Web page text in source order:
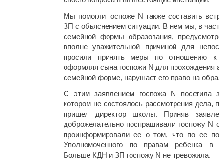
Мы помогли госпоже N также составить
ЗП с объяснением ситуации. В нем мы, в
семейной формы образования,
вполне уважительной причиной для
просили принять меры по отношению к
оформляя сына госпожи N для прохождения
семейной форме, нарушает его право на
С этим заявлением госпожа N
котором не состоялось рассмотрения дела,
пришел директор школы. Приняв
доброжелательно поспрашивали госпожу N
проинформировали ее о том, что по ее
Уполномоченного по правам ребенка в
Больше КДН и ЗП госпожу N не тревожила.